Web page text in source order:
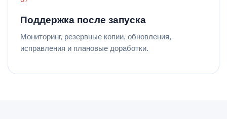
Поддержка после запуска
Мониторинг, резервные копии, обновления,
исправления и плановые доработки.